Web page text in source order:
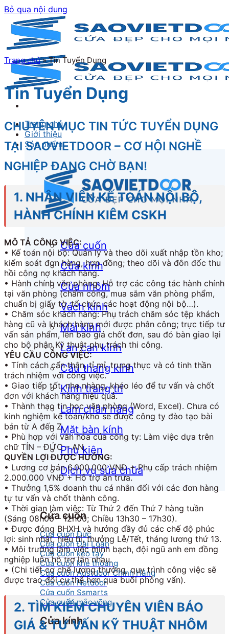
Bỏ qua nội dung
Trang chủ
Giới thiệu
Sản phẩm
Cửa cuốn
Cửa kính
Cửa nhôm
Vách kính
Mái kính
Lan can kính
Cầu thang kính
Kính trang trí
Lam chắn nắng
Mặt bàn kính
Phụ kiện
Dịch vụ sửa chữa
Cửa cuốn
Cửa cuốn Đức
Cửa cuốn Đài Loan
Cửa cuốn kéo tay
Cửa cuốn khe thoáng
Cửa cuốn Austdoor Chính Hãng
Cửa cuốn Netdoor
Cửa cuốn Ssmarts
Cửa cuốn mắc võng
Cửa kính
Trang chủ»Tin Tuyển Dụng
Tin Tuyển Dụng
CHUYÊN MỤC TIN TỨC TUYỂN DỤNG
TẠI SAOVIETDOOR – CƠ HỘI NGHỀ
NGHIỆP ĐANG CHỜ BẠN!
1. NHÂN VIÊN KẾ TOÁN NỘI BỘ,
HÀNH CHÍNH KIÊM CSKH
MÔ TẢ CÔNG VIỆC:
• Kế toán nội bộ: Quản lý và theo dõi xuất nhập tồn kho;
kiểm soát đơn hàng, hợp đồng; theo dõi và đôn đốc thu
hồi công nợ khách hàng.
• Hành chính văn phòng: Hỗ trợ các công tác hành chính
tại văn phòng (chấm công, mua sắm văn phòng phẩm,
chuẩn bị giấy tờ, tổ chức các hoạt động nội bộ…).
• Chăm sóc khách hàng: Phụ trách chăm sóc tệp khách
hàng cũ và khách hàng mới được phân công; trực tiếp tư
vấn sản phẩm, lên báo giá chốt đơn, sau đó bàn giao lại
cho bộ phận Kỹ thuật phụ trách thi công.
YÊU CẦU CÔNG VIỆC:
• Tính cách cẩn thận, tỉ mỉ, trung thực và có tinh thần
trách nhiệm với công việc.
• Giao tiếp tốt, nhẹ nhàng, khéo léo để tư vấn và chốt
đơn với khách hàng hiệu quả.
• Thành thạo tin học văn phòng (Word, Excel). Chưa có
kinh nghiệm kế toán/kho sẽ được công ty đào tạo bài
bản từ A đến Z.
• Phù hợp với văn hóa của công ty: Làm việc dựa trên
chữ TÍN – ĐỨC – AN.
QUYỀN LỢI ĐƯỢC HƯỞNG:
• Lương cơ bản 6.000.000 VNĐ + Phụ cấp trách nhiệm
2.000.000 VNĐ + Hỗ trợ ăn trưa.
• Thưởng 1,5% doanh thu cá nhân đối với các đơn hàng
tự tư vấn và chốt thành công.
• Thời gian làm việc: Từ Thứ 2 đến Thứ 7 hàng tuần
(Sáng 08h00 – 12h00; Chiều 13h30 – 17h30).
• Được đóng BHXH và hưởng đầy đủ các chế độ phúc
lợi: sinh nhật, hiếu hỉ, thưởng Lễ/Tết, tháng lương thứ 13.
• Môi trường làm việc minh bạch, đội ngũ anh em đồng
nghiệp luôn hỗ trợ lẫn nhau.
• (Chi tiết cơ chế lương thưởng, quy trình công việc sẽ
được trao đổi cụ thể hơn qua buổi phỏng vấn).
2. TÌM KIẾM CHUYÊN VIÊN BÁO
GIÁ & TƯ VẤN KỸ THUẬT NHÔM